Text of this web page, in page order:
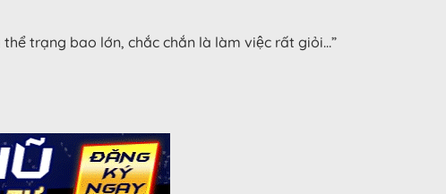
trạng bao lớn, chắc chắn là làm việc rất giỏi…”